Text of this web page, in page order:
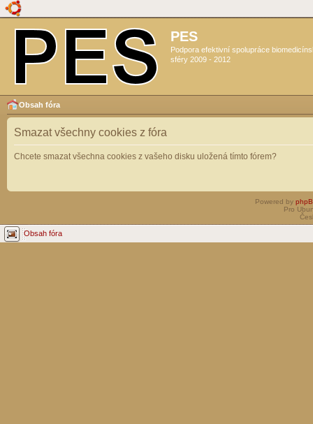
PES
Podpora efektivní spolupráce
sféry 2009 - 2012
Obsah fóra
Smazat všechny cookies z fóra
Chcete smazat všechna cookies z vašeho disku uložená tímto fórem?
Powered by
Pro
Obsah fóra